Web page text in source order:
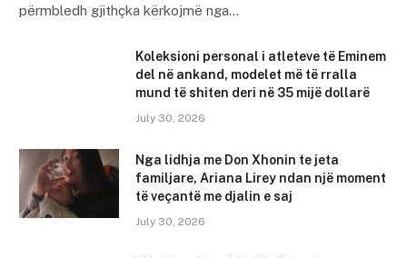
përmbledh gjithçka kërkojmë nga…
Koleksioni personal i atleteve të Eminem
del në ankand, modelet më të rralla
mund të shiten deri në 35 mijë dollarë
July 30, 2026
Nga lidhja me Don Xhonin te jeta
familjare, Ariana Lirey ndan një moment
të veçantë me djalin e saj
July 30, 2026